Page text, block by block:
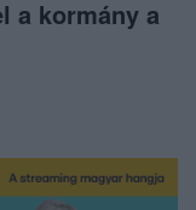
a kormány a